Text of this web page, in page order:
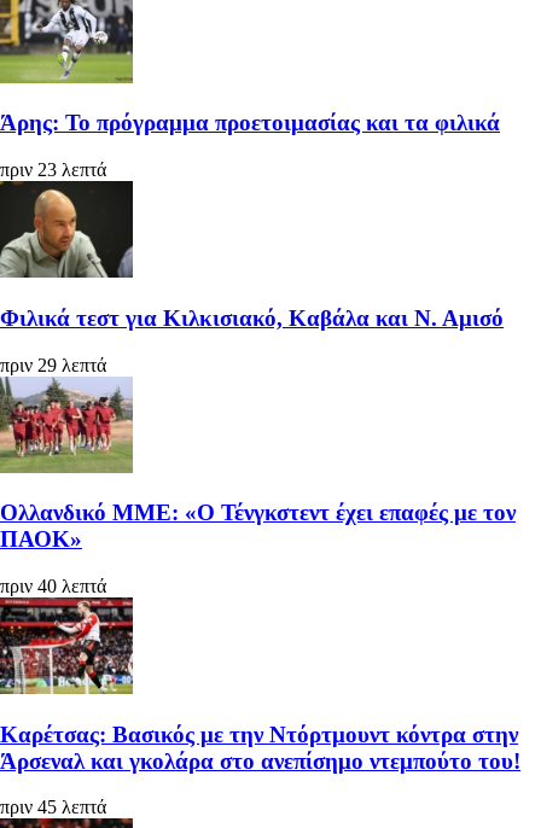
Άρης: Το πρόγραμμα προετοιμασίας και τα φιλικά
πριν 23 λεπτά
Φιλικά τεστ για Κιλκισιακό, Καβάλα και Ν. Αμισό
πριν 29 λεπτά
Ολλανδικό ΜΜΕ: «Ο Τένγκστεντ έχει επαφές με τον
ΠΑΟΚ»
πριν 40 λεπτά
Καρέτσας: Βασικός με την Ντόρτμουντ κόντρα στην
Άρσεναλ και γκολάρα στο ανεπίσημο ντεμπούτο του!
πριν 45 λεπτά